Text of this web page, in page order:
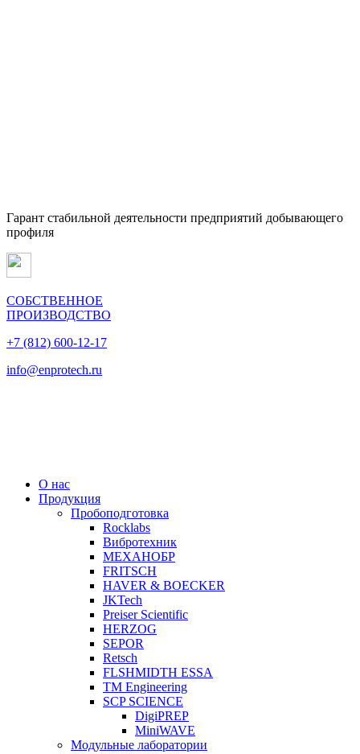
Гарант стабильной деятельности предприятий добывающего
профиля
СОБСТВЕННОЕ
ПРОИЗВОДСТВО
+7 (812) 600-12-17
info@enprotech.ru
О нас
Продукция
Пробоподготовка
Rocklabs
Вибротехник
МЕХАНОБР
FRITSCH
HAVER & BOECKER
JKTech
Preiser Scientific
HERZOG
SEPOR
Retsch
FLSHMIDTH ESSA
TM Engineering
SCP SCIENCE
DigiPREP
MiniWAVE
Модульные лаборатории